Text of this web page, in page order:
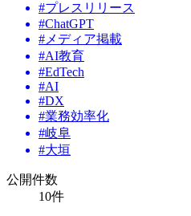
#プレスリリース
#ChatGPT
# メディア掲載
#AI教育
#EdTech
#AI
#DX
#業務効率化
#岐阜
#大垣
公開件数
10件